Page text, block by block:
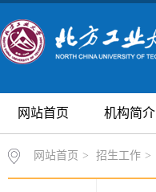
网站首页 机构简介
网站首页 > 招生工作 >